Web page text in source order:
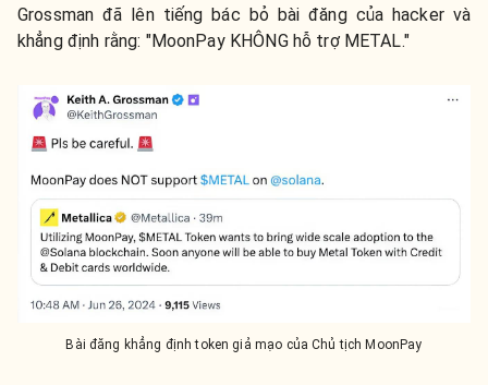
Grossman đã lên tiếng bác bỏ bài đăng của hacker và
khẳng định rằng: "MoonPay KHÔNG hỗ trợ METAL."
Bài đăng khẳng định token giả mạo của Chủ tịch MoonPay